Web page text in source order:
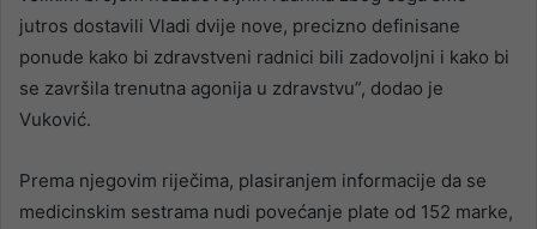
jutros dostavili Vladi dvije nove, precizno definisane
ponude kako bi zdravstveni radnici bili zadovoljni i kako bi
se završila trenutna agonija u zdravstvu”, dodao je
Vuković.
Prema njegovim riječima, plasiranjem informacije da se
medicinskim sestrama nudi povećanje plate od 152 marke,